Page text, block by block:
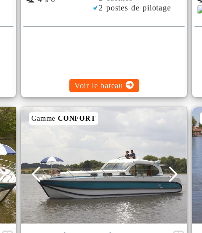
2 postes de pilotage
Voir le bateau
Gamme CONFORT